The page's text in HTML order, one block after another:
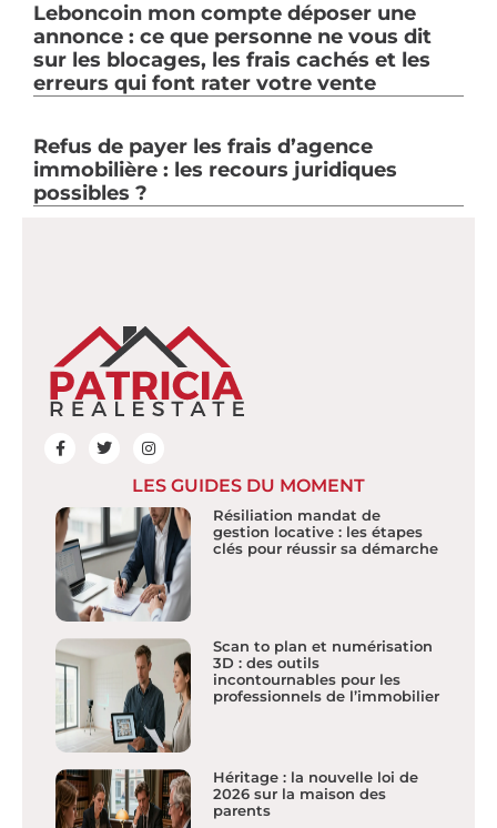
Leboncoin mon compte déposer une
annonce : ce que personne ne vous dit
sur les blocages, les frais cachés et les
erreurs qui font rater votre vente
Refus de payer les frais d’agence
immobilière : les recours juridiques
possibles ?
LES GUIDES DU MOMENT
Résiliation mandat de
gestion locative : les étapes
clés pour réussir sa démarche
Scan to plan et numérisation
3D : des outils
incontournables pour les
professionnels de l’immobilier
Héritage : la nouvelle loi de
2026 sur la maison des
parents